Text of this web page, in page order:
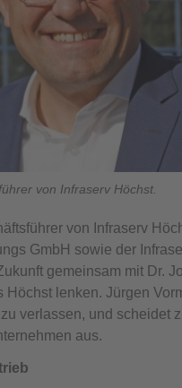
von Infraserv Höchst.
von Infraserv
GmbH sowie der
gemeinsam mit Dr.
lenken. Jürgen
verlassen, und scheidet
aus.